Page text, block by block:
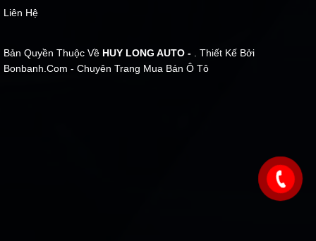
Liên Hệ
Bản Quyền Thuộc Về HUY LONG AUTO -
. Thiết Kế Bởi
Bonbanh.com - Chuyên Trang Mua Bán Ô Tô